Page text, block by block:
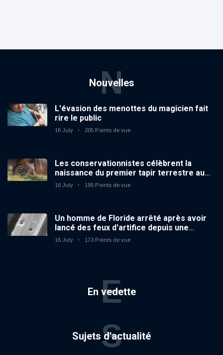
Nouvelles
N
L'évasion des menottes du magicien fait
rire le public
16 July 205 Points de vue
Les conservationnistes célèbrent la
naissance du premier tapir terrestre au
zoo du Royaume-Uni depuis 14 ans
16 July 195 Points de vue
Un homme de Floride arrêté après avoir
lancé des feux d'artifice depuis une
voiture en mouvement
16 July 173 Points de vue
En vedette
E
Sujets d'actualité
S